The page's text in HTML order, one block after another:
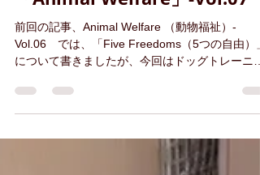
ドッグトレーニングにおける
「Animal Welfare」-Vol.07
前回の記事、Animal Welfare （動物福祉）-
グにおける「Animal Welfare（動物福祉）」につ